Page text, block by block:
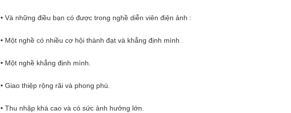
• Và những điều bạn có được trong nghề diễn viên điện ảnh :
• Một nghề có nhiều cơ hội thành đạt và khẳng định mình .
• Một nghề khẳng định mình.
• Giao thiệp rộng rãi và phong phú.
• Thu nhập khá cao và có sức ảnh hưởng lớn.